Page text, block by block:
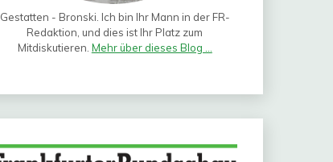
Gestatten - Bronski. Ich bin Ihr Mann in der FR-
Redaktion, und dies ist Ihr Platz zum
Mitdiskutieren. Mehr über dieses Blog ...